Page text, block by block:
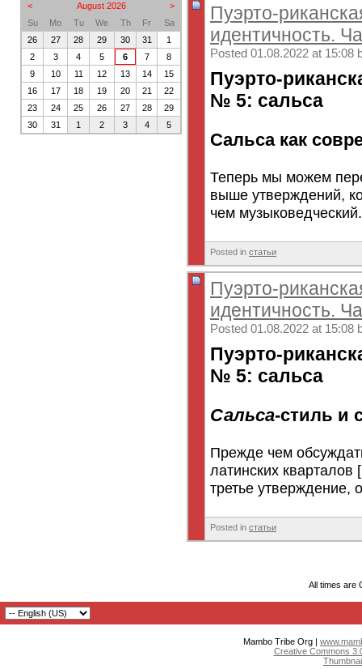
Пуэрто-
идентичность.
Posted 01.08.2022 at 15:08
Пуэрто-
№ 5: сальса
Сальса как
Теперь мы можем
выше утверждений,
чем
Posted in статьи
Пуэрто-
идентичность.
Posted 01.08.2022 at 15:08
Пуэрто-
№ 5: сальса
Сальса-стиль и
Прежде чем
латинских
третье утверждение,
Posted in статьи
<
>
August 2026
Su
Mo Tu We Th Fr
Sa
26
27 28 29 30 31
1
2
3 4 5 6 7
8
9
10 11 12 13 14
15
16
17 18 19 20 21
22
23
24 25 26 27 28
29
30
31 1 2 3 4 5
All times are
Mambo Tribe Org |
Creative Commons